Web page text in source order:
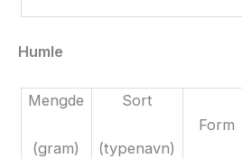
Humle
Mengde
(gram)
Sort
(typenavn)
Form